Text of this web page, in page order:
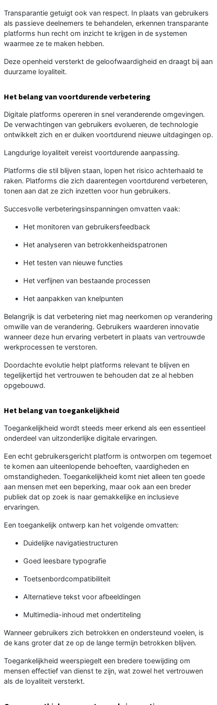
Transparantie getuigt ook van respect. In plaats van gebruikers
als passieve deelnemers te behandelen, erkennen transparante
platforms hun recht om inzicht te krijgen in de systemen
waarmee ze te maken hebben.
Deze openheid versterkt de geloofwaardigheid en draagt bij aan
duurzame loyaliteit.
Het belang van voortdurende verbetering
Digitale platforms opereren in snel veranderende omgevingen.
De verwachtingen van gebruikers evolueren, de technologie
ontwikkelt zich en er duiken voortdurend nieuwe uitdagingen op.
Langdurige loyaliteit vereist voortdurende aanpassing.
Platforms die stil blijven staan, lopen het risico achterhaald te
raken. Platforms die zich daarentegen voortdurend verbeteren,
tonen aan dat ze zich inzetten voor hun gebruikers.
Succesvolle verbeteringsinspanningen omvatten vaak:
Het monitoren van gebruikersfeedback
Het analyseren van betrokkenheidspatronen
Het testen van nieuwe functies
Het verfijnen van bestaande processen
Het aanpakken van knelpunten
Belangrijk is dat verbetering niet mag neerkomen op verandering
omwille van de verandering. Gebruikers waarderen innovatie
wanneer deze hun ervaring verbetert in plaats van vertrouwde
werkprocessen te verstoren.
Doordachte evolutie helpt platforms relevant te blijven en
tegelijkertijd het vertrouwen te behouden dat ze al hebben
opgebouwd.
Het belang van toegankelijkheid
Toegankelijkheid wordt steeds meer erkend als een essentieel
onderdeel van uitzonderlijke digitale ervaringen.
Een echt gebruikersgericht platform is ontworpen om tegemoet
te komen aan uiteenlopende behoeften, vaardigheden en
omstandigheden. Toegankelijkheid komt niet alleen ten goede
aan mensen met een beperking, maar ook aan een breder
publiek dat op zoek is naar gemakkelijke en inclusieve
ervaringen.
Een toegankelijk ontwerp kan het volgende omvatten:
Duidelijke navigatiestructuren
Goed leesbare typografie
Toetsenbordcompatibiliteit
Alternatieve tekst voor afbeeldingen
Multimedia-inhoud met ondertiteling
Wanneer gebruikers zich betrokken en ondersteund voelen, is
de kans groter dat ze op de lange termijn betrokken blijven.
Toegankelijkheid weerspiegelt een bredere toewijding om
mensen effectief van dienst te zijn, wat zowel het vertrouwen
als de loyaliteit versterkt.